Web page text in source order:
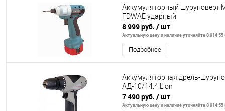
Аккумуляторный шуруповерт
FDWAE ударный
8 999 руб. / шт
Актуальную цену и наличие уточняйте 8 914 55
Подробнее
Аккумуляторная дрель-
АД-10/14.4 Lion
7 490 руб. / шт
Актуальную цену и наличие уточняйте 8 914 55